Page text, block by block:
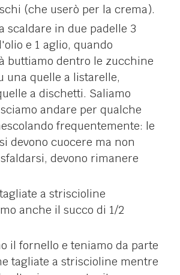
(che userò per la crema).
scaldare in due padelle 3
e 1 aglio, quando
buttiamo dentro le zucchine
una quelle a listarelle,
a dischetti. Saliamo
andare per qualche
frequentemente: le
devono cuocere ma non
devono rimanere
a striscioline
anche il succo di 1/2
il fornello e teniamo da parte
tagliate a striscioline mentre